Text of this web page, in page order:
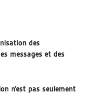
des
messages et des
n’est pas seulement